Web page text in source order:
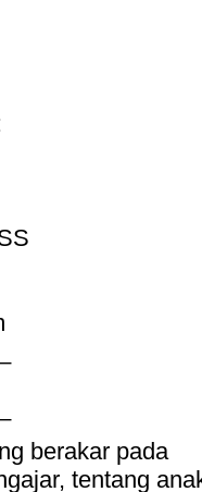
berakar pada
tentang